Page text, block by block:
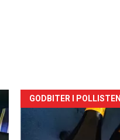
Forsiden
akkurat
GODBITER I POLLISTEN